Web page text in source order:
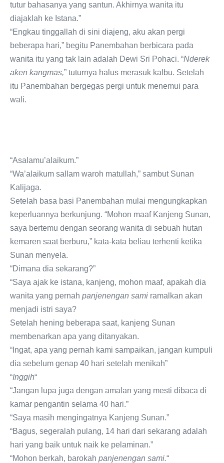
tutur bahasanya yang santun. Akhirnya wanita itu
diajaklah ke Istana.”
“Engkau tinggallah di sini diajeng, aku akan pergi
beberapa hari,” begitu Panembahan berbicara pada
wanita itu yang tak lain adalah Dewi Sri Pohaci. “Nderek
aken kangmas,” tuturnya halus merasuk kalbu. Setelah
itu Panembahan bergegas pergi untuk menemui para
wali.
“Asalamu’alaikum.”
“Wa’alaikum sallam waroh matullah,” sambut Sunan
Kalijaga.
Setelah basa basi Panembahan mulai mengungkapkan
keperluannya berkunjung. “Mohon maaf Kanjeng Sunan,
saya bertemu dengan seorang wanita di sebuah hutan
kemaren saat berburu,” kata-kata beliau terhenti ketika
Sunan menyela.
“Dimana dia sekarang?”
“Saya ajak ke istana, kanjeng, mohon maaf, apakah dia
wanita yang pernah panjenengan sami ramalkan akan
menjadi istri saya?
Setelah hening beberapa saat, kanjeng Sunan
membenarkan apa yang ditanyakan.
“Ingat, apa yang pernah kami sampaikan, jangan kumpuli
dia sebelum genap 40 hari setelah menikah”
“Inggih“
“Jangan lupa juga dengan amalan yang mesti dibaca di
kamar pengantin selama 40 hari.”
“Saya masih mengingatnya Kanjeng Sunan.”
“Bagus, segeralah pulang, 14 hari dari sekarang adalah
hari yang baik untuk naik ke pelaminan.”
“Mohon berkah, barokah panjenengan sami.“